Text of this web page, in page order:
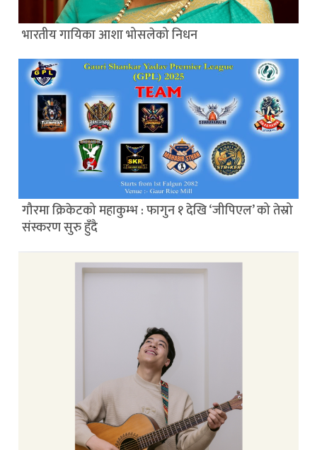
भारतीय गायिका आशा भोसलेको निधन
गौरमा क्रिकेटको महाकुम्भ : फागुन १ देखि ‘जीपिएल’ को तेस्रो
संस्करण सुरु हुँदै